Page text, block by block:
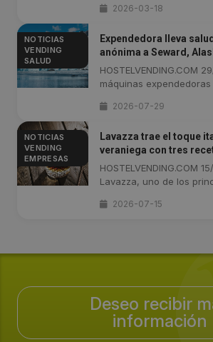
2026-03-18
NOTICIAS
VENDING
SALUD
Expendedora lleva
anónima a Seward,
HOSTELVENDING.COM
máquinas expendedoras
2026-07-29
NOTICIAS
VENDING
EMPRESAS
Lavazza trae el toque
veraniega con tres
HOSTELVENDING.COM
Lavazza, uno de los
2026-07-15
Deseo recibir
información